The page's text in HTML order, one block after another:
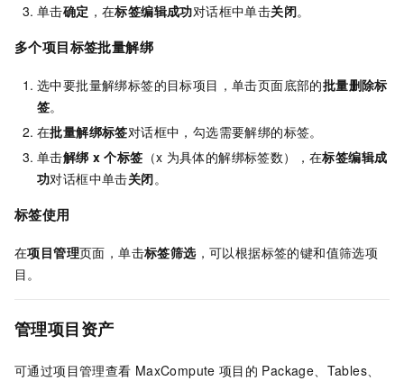
单击确定 ，在标签编辑成功对话框中单击关闭。
多个项目标签批量解绑
选中要批量解绑标签的目标项目，单击页面底部的批量删除标
签。
在批量解绑标签对话框中，勾选需要解绑的标签。
单击解绑 x 个标签 （x 为具体的解绑标签数），在标签编辑成
功对话框中单击关闭。
标签使用
在项目管理页面，单击标签筛选，可以根据标签的键和值筛选项
目。
管理项目资产
可通过项目管理查看 MaxCompute 项目的 Package、Tables、